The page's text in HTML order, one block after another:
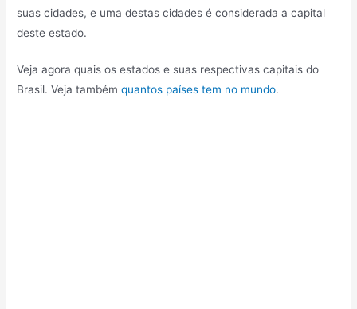
suas cidades, e uma destas cidades é considerada a capital
deste estado.
Veja agora quais os estados e suas respectivas capitais do
Brasil. Veja tambémquantos países tem no mundo.